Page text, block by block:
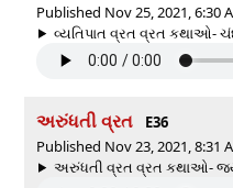
Published Nov 25, 2021, 6:30
વ્યતિપાત વ્રત વ્રત કથાઓ-
અરુંધતી વ્રત
E36
Published Nov 23, 2021, 8:31
અરુંધતી વ્રત વ્રત કથાઓ-